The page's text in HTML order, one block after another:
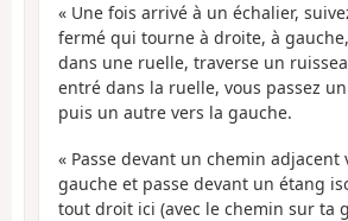
« Une fois arrivé à un échalier,
fermé qui tourne à droite, à
dans une ruelle, traverse un
entré dans la ruelle, vous passez
puis un autre vers la gauche.
« Passe devant un chemin adjacent
gauche et passe devant un étang
tout droit ici (avec le chemin sur ta